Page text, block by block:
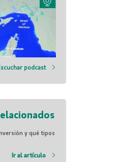
podcast
y qué tipos
Ir al artículo